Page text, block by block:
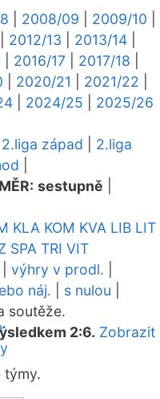
2008/09 2009/10
2012/13 2013/14
2016/17 2017/18
2020/21 2021/22
2024/25
2025/26
2.liga západ
2.liga
sestupně
KLA KOM KVA LIB LIT
SPA TRI VIT
výhry v prodl.
náj. s nulou
soutěže.
2:6. Zobrazit
týmy.